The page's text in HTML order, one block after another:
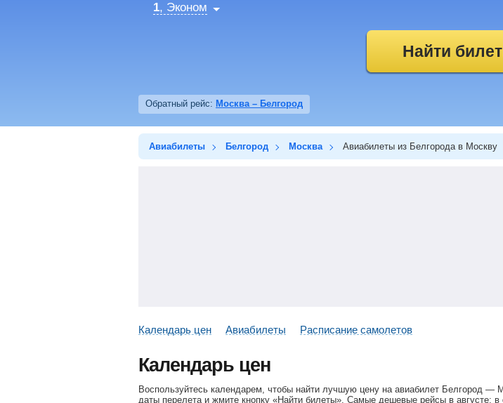
1, Эконом
Найти
Обратный рейс: Москва – Белгород
Авиабилеты Белгород Москва Авиабилеты из Белгорода в Москву
Календарь цен Авиабилеты Расписание самолетов
Календарь цен
Воспользуйтесь календарем, чтобы найти лучшую цену на авиабилет Белгород
даты перелета и жмите кнопку «Найти билеты». Самые дешевые рейсы в августе: в